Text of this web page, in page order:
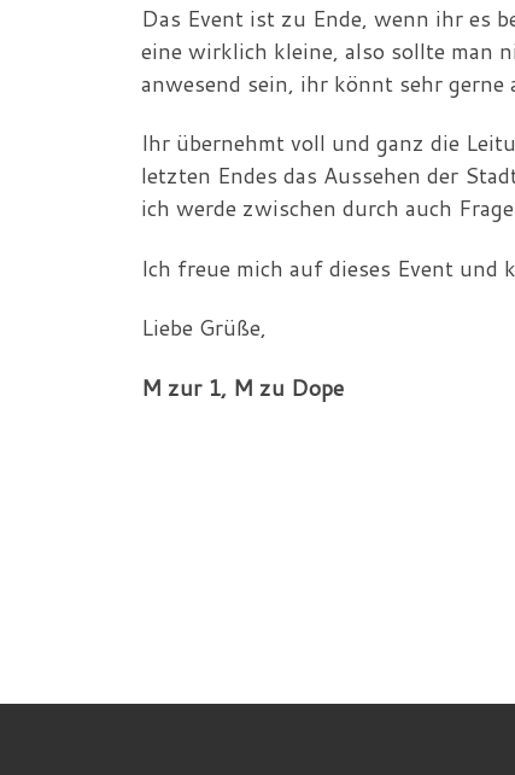
Das Event ist zu Ende, wenn ihr es
eine wirklich kleine, also sollte man
anwesend sein, ihr könnt sehr gerne
Ihr übernehmt voll und ganz die
letzten Endes das Aussehen der
ich werde zwischen durch auch
Ich freue mich auf dieses Event und
Liebe Grüße,
M zur 1, M zu Dope